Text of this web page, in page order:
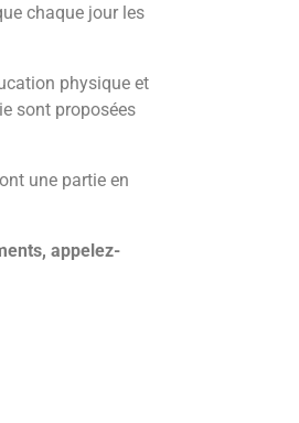
chaque jour les
physique et
sont proposées
une partie en
appelez-